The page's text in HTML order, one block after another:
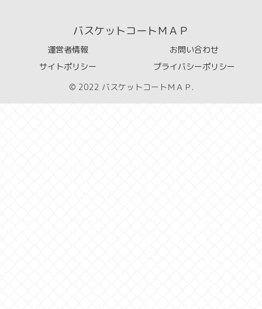
バスケットコートＭＡＰ
運営者情報
お問い合わせ
サイトポリシー
プライバシーポリシー
© 2022 バスケットコートＭＡＰ.